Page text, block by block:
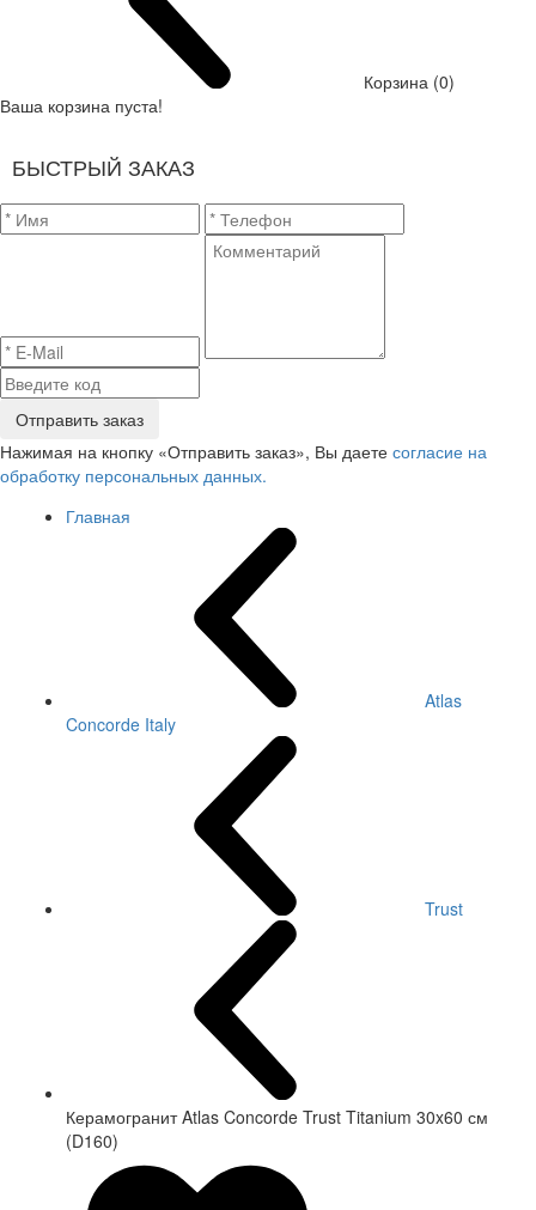
Корзина (0)
Ваша корзина пуста!
БЫСТРЫЙ ЗАКАЗ
Отправить заказ
Нажимая на кнопку «Отправить заказ», Вы даете согласие на
обработку персональных данных.
Главная
Atlas
Concorde Italy
Trust
Керамогранит Atlas Concorde Trust Titanium 30x60 см
(D160)